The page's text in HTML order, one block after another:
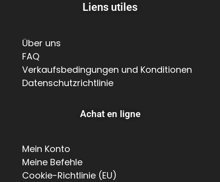
Liens utiles
Über uns
FAQ
Verkaufsbedingungen und Konditionen
Datenschutzrichtlinie
Achat en ligne
Mein Konto
Meine Befehle
Cookie-Richtlinie (EU)